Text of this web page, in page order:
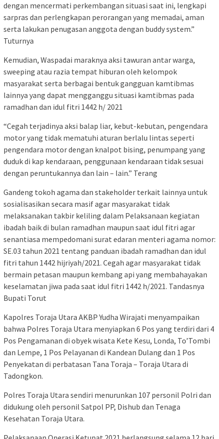
dengan mencermati perkembangan situasi saat ini, lengkapi
sarpras dan perlengkapan perorangan yang memadai, aman
serta lakukan penugasan anggota dengan buddy system.”
Tuturnya
Kemudian, Waspadai maraknya aksi tawuran antar warga,
sweeping atau razia tempat hiburan oleh kelompok
masyarakat serta berbagai bentuk gangguan kamtibmas
lainnya yang dapat mengganggu situasi kamtibmas pada
ramadhan dan idul fitri 1442 h/ 2021
“Cegah terjadinya aksi balap liar, kebut-kebutan, pengendara
motor yang tidak mematuhi aturan berlalu lintas seperti
pengendara motor dengan knalpot bising, penumpang yang
duduk di kap kendaraan, penggunaan kendaraan tidak sesuai
dengan peruntukannya dan lain – lain.” Terang
Gandeng tokoh agama dan stakeholder terkait lainnya untuk
sosialisasikan secara masif agar masyarakat tidak
melaksanakan takbir keliling dalam Pelaksanaan kegiatan
ibadah baik di bulan ramadhan maupun saat idul fitri agar
senantiasa mempedomani surat edaran menteri agama nomor:
SE.03 tahun 2021 tentang panduan ibadah ramadhan dan idul
fitri tahun 1442 hijriyah/2021. Cegah agar masyarakat tidak
bermain petasan maupun kembang api yang membahayakan
keselamatan jiwa pada saat idul fitri 1442 h/2021. Tandasnya
Bupati Torut
Kapolres Toraja Utara AKBP Yudha Wirajati menyampaikan
bahwa Polres Toraja Utara menyiapkan 6 Pos yang terdiri dari 4
Pos Pengamanan di obyek wisata Kete Kesu, Londa, To’Tombi
dan Lempe, 1 Pos Pelayanan di Kandean Dulang dan 1 Pos
Penyekatan di perbatasan Tana Toraja – Toraja Utara di
Tadongkon.
Polres Toraja Utara sendiri menurunkan 107 personil Polri dan
didukung oleh personil Satpol PP, Dishub dan Tenaga
Kesehatan Toraja Utara.